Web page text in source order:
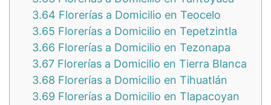
3.64 Florerías a Domicilio en Teocelo
3.65 Florerías a Domicilio en Tepetzintla
3.66 Florerías a Domicilio en Tezonapa
3.67 Florerías a Domicilio en Tierra Blanca
3.68 Florerías a Domicilio en Tihuatlán
3.69 Florerías a Domicilio en Tlapacoyan